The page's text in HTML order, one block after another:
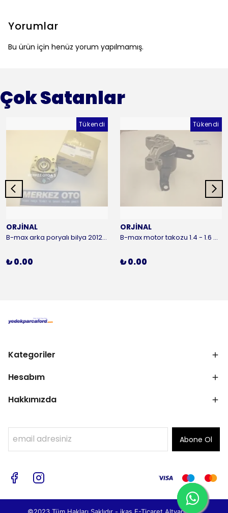
Yorumlar
Bu ürün için henüz yorum yapılmamış.
Çok Satanlar
Tükendi
ORJİNAL
B-max arka poryalı bilya 2012-2016 ORJİNAL
₺ 0.00
Tükendi
ORJİNAL
B-max motor takozu 1.4 - 1.6 benzinli 2012-2016 ORJİNAL
₺ 0.00
Kategoriler
Hesabım
Hakkımızda
Abone Ol